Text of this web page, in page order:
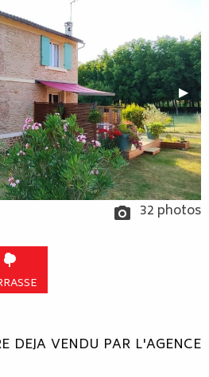
▶︎
32 photos
DEJA VENDU PAR L'AGENCE